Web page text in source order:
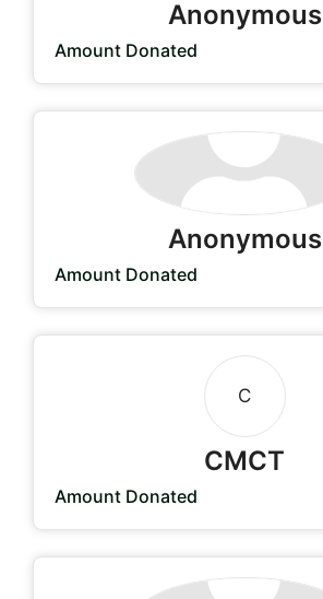
Anonymous
Amount Donated
Anonymous
Amount Donated
C
CMCT
Amount Donated